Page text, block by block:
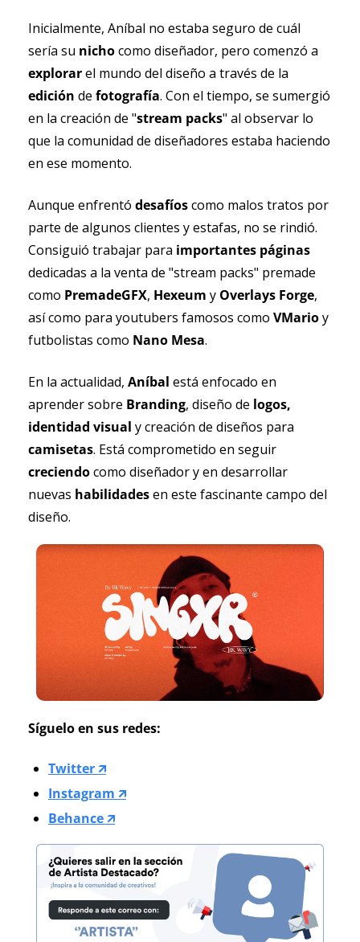
Inicialmente, Aníbal no estaba seguro de cuál
sería su nicho
explorar
edición de fotografía. Con el tiempo, se sumergió
en la creación de "stream packs" al observar lo
que la comunidad de diseñadores estaba haciendo
en ese momento.
Aunque enfrentó desafíos como malos tratos por
parte de algunos clientes y estafas, no se rindió.
Consiguió trabajar para
dedicadas a la venta de "stream packs" premade
como PremadeGFX, Hexeum y Overlays Forge,
así como para youtubers famosos como VMario y
futbolistas como Nano Mesa.
En la actualidad, Aníbal está enfocado en
aprender sobre Branding, diseño de logos,
identidad visual
camisetas
creciendo como diseñador y en desarrollar
nuevas habilidades en este fascinante campo del
diseño.
Síguelo en sus redes:
Twitter 🡭
Instagram 🡭
Behance 🡭